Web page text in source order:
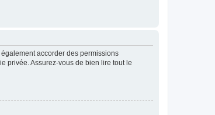
accorder des permissions
privée. Assurez-vous de bien lire tout le